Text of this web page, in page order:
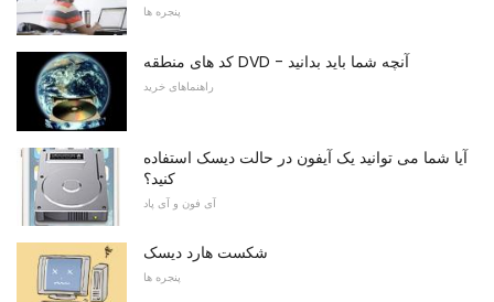
پنجره ها
کد های منطقه DVD - آنچه شما باید بدانید
راهنماهای خرید
آیا شما می توانید یک آیفون در حالت دیسک استفاده
کنید؟
آی فون و آی پاد
شکست هارد دیسک
پنجره ها